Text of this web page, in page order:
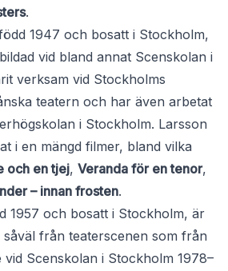
.
1947 och bosatt i Stockholm,
vid bland annat Scenskolan i
verksam vid Stockholms
teatern och har även arbetat
i Stockholm. Larsson
i en mängd filmer, bland vilka
och en tjej, Veranda för en tenor,
– innan frosten.
1957 och bosatt i Stockholm, är
såväl från teaterscenen som från
Scenskolan i Stockholm 1978–